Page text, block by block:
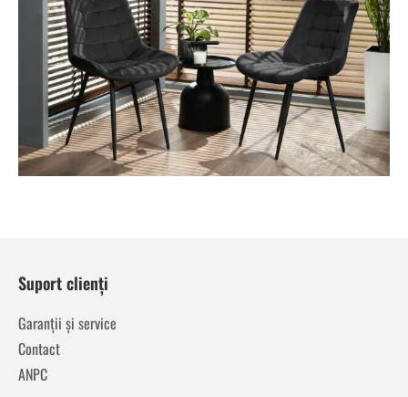
Suport clienți
Garanții și service
Contact
ANPC